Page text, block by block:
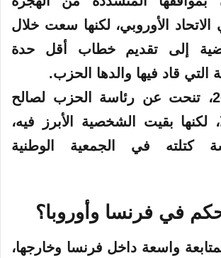
الأوروبي، لكنها سعت خلال
إلى تقديم خطاب أقل حدة
التي قاد فيها والدها الحزب.
وفي عام 2022، تنحت عن رئاسة الحزب لصالح
لكنها بقيت الشخصية الأبرز فيه،
كتلته في الجمعية الوطنية
في فرنسا وأوروبا؟
واسعة داخل فرنسا وخارجها،